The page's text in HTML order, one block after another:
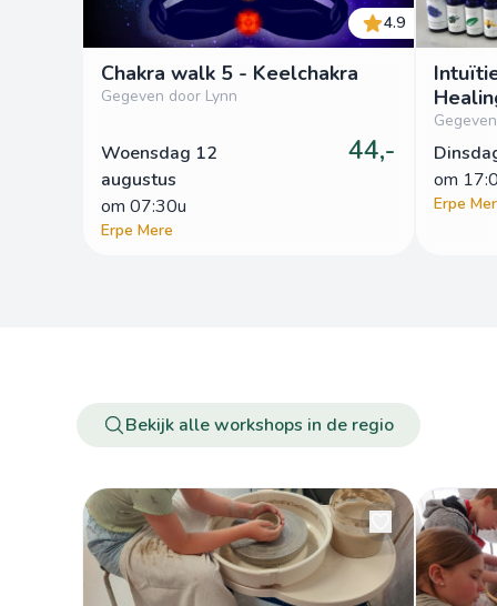
4.9
Chakra walk 5 - Keelchakra
Gegeven door Lynn
Woensdag 12
augustus
om 07:30u
44,-
Erpe Mere
om
Erpe
Bekijk alle workshops in de regio